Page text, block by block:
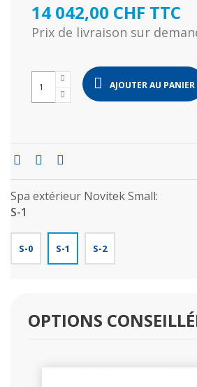
14 042,00 CHF TTC
Prix de livraison sur
AJOUTER AU PANIER
Spa extérieur Novitek Small:
S-1
S-0 S-1 S-2
OPTIONS